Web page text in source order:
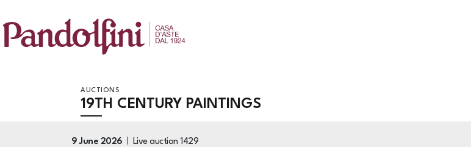
AUCTIONS
19TH CENTURY PAINTINGS
9 June 2026 Live auction 1429